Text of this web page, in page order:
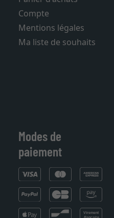
Compte
Mentions légales
Ma liste de souhaits
Modes de
paiement